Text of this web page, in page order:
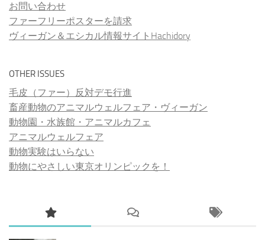
お問い合わせ
ファーフリーポスターを請求
ヴィーガン＆エシカル情報サイトHachidory
OTHER ISSUES
毛皮（ファー）反対デモ行進
畜産動物のアニマルウェルフェア・ヴィーガン
動物園・水族館・アニマルカフェ
アニマルウェルフェア
動物実験はいらない
動物にやさしい東京オリンピックを！